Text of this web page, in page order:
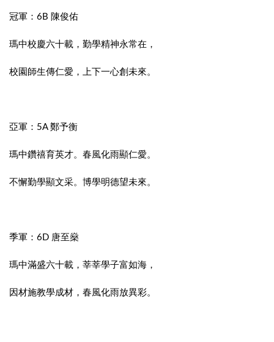
冠軍：6B 陳俊佑
瑪中校慶六十載，勤學精神永常在，
校園師生傳仁愛，上下一心創未來。
亞軍：5A 鄭予衡
瑪中鑽禧育英才。春風化雨顯仁愛。
不懈勤學顯文采。博學明德望未來。
季軍：6D 唐至燊
瑪中滿盛六十載，莘莘學子富如海，
因材施教學成材，春風化雨放異彩。